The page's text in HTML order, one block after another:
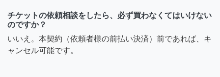
チケットの依頼相談をしたら、必ず買わなくてはいけない
のですか？
いいえ。本契約（依頼者様の前払い決済）前であれば、キ
ャンセル可能です。